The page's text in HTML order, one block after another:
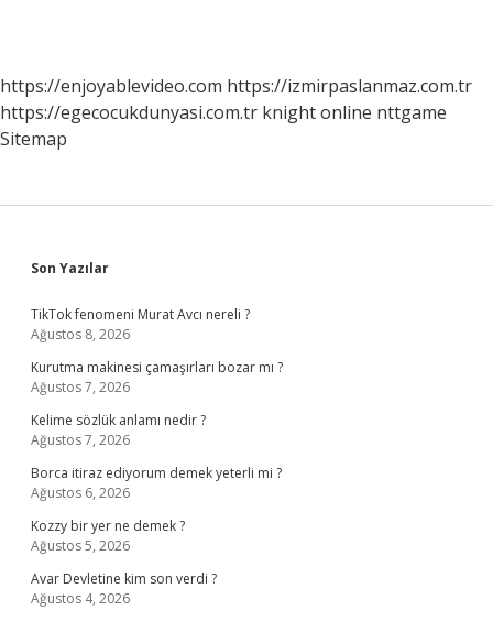
https://enjoyablevideo.com https://izmirpaslanmaz.com.tr
https://egecocukdunyasi.com.tr knight online nttgame
Sitemap
Sidebar
Son Yazılar
TikTok fenomeni Murat Avcı nereli ?
Ağustos 8, 2026
Kurutma makinesi çamaşırları bozar mı ?
Ağustos 7, 2026
Kelime sözlük anlamı nedir ?
Ağustos 7, 2026
Borca itiraz ediyorum demek yeterli mi ?
Ağustos 6, 2026
Kozzy bir yer ne demek ?
Ağustos 5, 2026
Avar Devletine kim son verdi ?
Ağustos 4, 2026